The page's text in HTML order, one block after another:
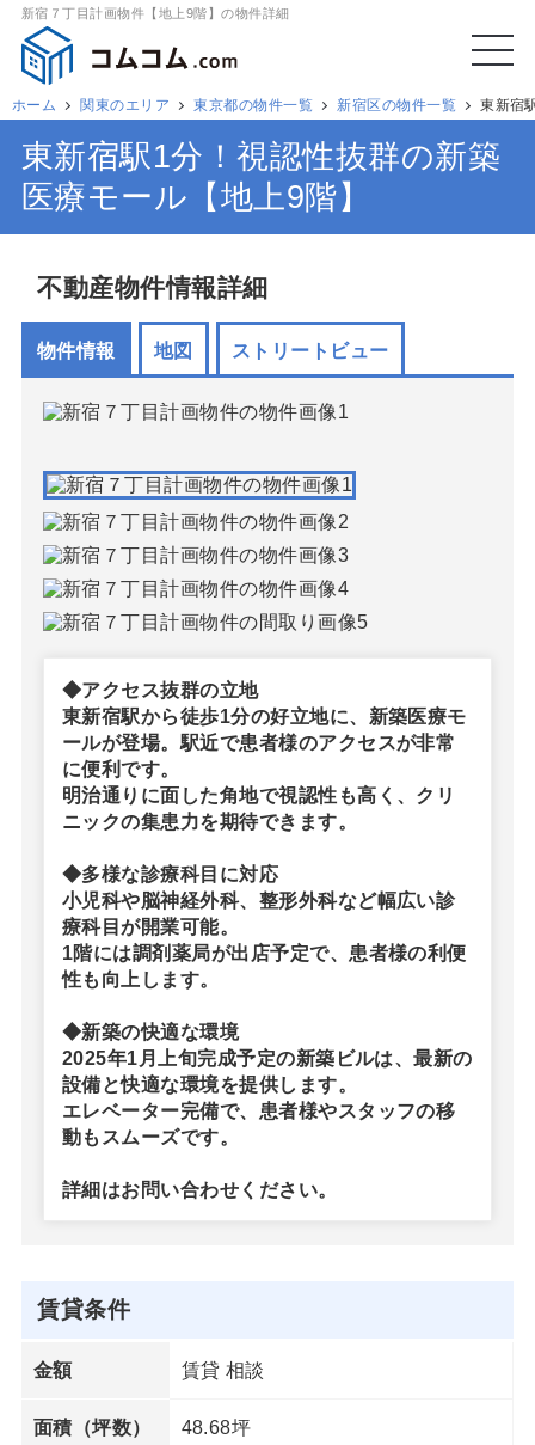
新宿７丁目計画物件【地上9階】の物件詳細
ホーム 関東のエリア 東京都の物件一覧 新宿区の物件一覧 東新宿
東新宿駅1分！視認性抜群の新築
医療モール【地上9階】
不動産物件情報詳細
物件情報 地図 ストリートビュー
◆アクセス抜群の立地
東新宿駅から徒歩1分の好立地に、新築医療モ
ールが登場。駅近で患者様のアクセスが非常
に便利です。
明治通りに面した角地で視認性も高く、クリ
ニックの集患力を期待できます。
◆多様な診療科目に対応
小児科や脳神経外科、整形外科など幅広い診
療科目が開業可能。
1階には調剤薬局が出店予定で、患者様の利便
性も向上します。
◆新築の快適な環境
2025年1月上旬完成予定の新築ビルは、最新の
設備と快適な環境を提供します。
エレベーター完備で、患者様やスタッフの移
動もスムーズです。
詳細はお問い合わせください。
賃貸条件
金額 賃貸 相談
面積（坪数） 48.68坪